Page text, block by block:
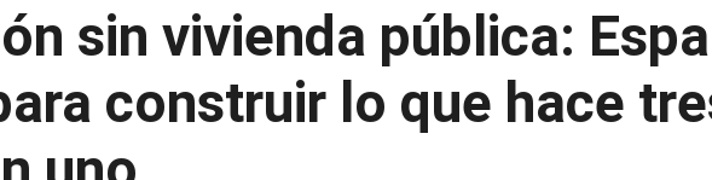
sin vivienda pública:
construir lo que hace